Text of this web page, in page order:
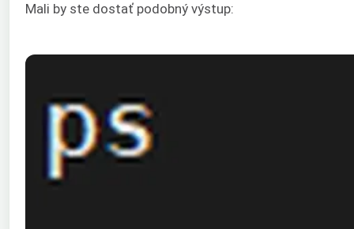
Mali by ste dostať podobný výstup: